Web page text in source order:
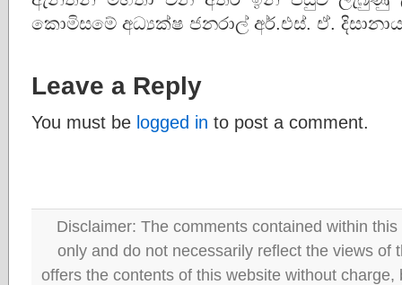
කොමිසමේ අධ්‍යක්ෂ ජනරාල් අර්.එස්. ඒ.
Leave a Reply
You must be logged in to post a comment.
Disclaimer: The comments contained within
only and do not necessarily reflect the views of
offers the contents of this website without